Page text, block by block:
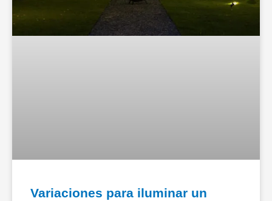
Variaciones para iluminar un